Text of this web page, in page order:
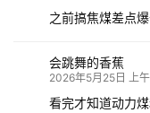
之前搞焦煤差点
会跳舞的香蕉
2026年5月25日 上
看完才知道动力